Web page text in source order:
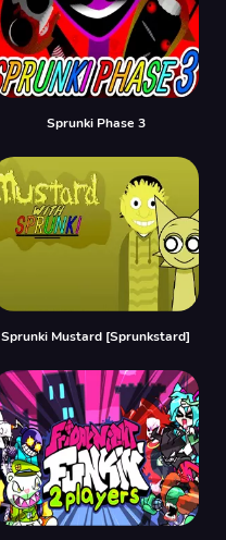
Sprunki Phase 3
Sprunki Mustard [Sprunkstard]